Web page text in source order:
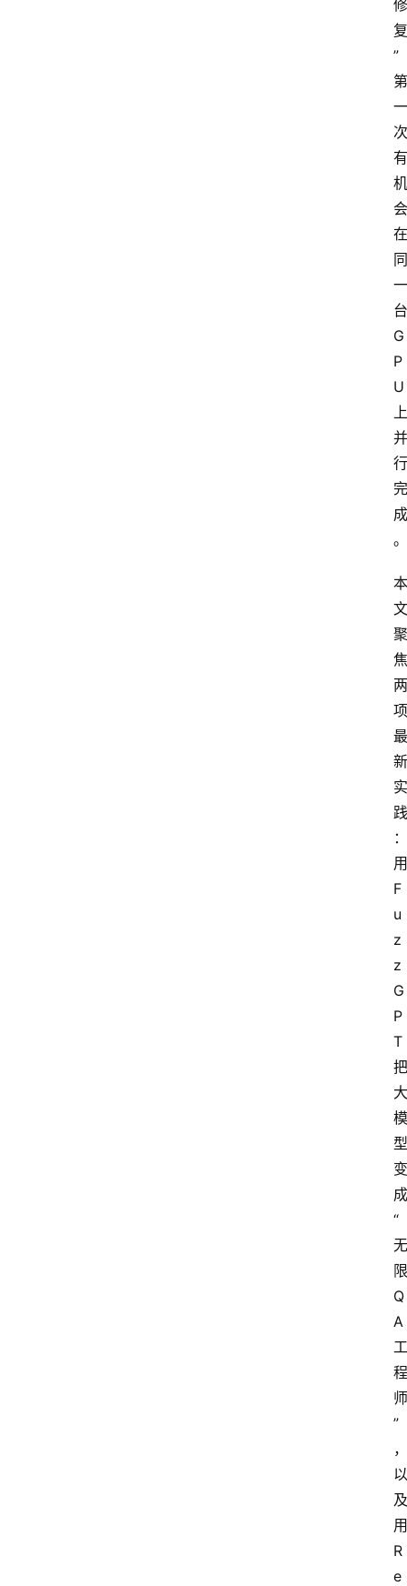
修
复
”
第
一
次
有
机
会
在
同
一
台
G
P
U
上
并
行
完
成
。
本
文
聚
焦
两
项
最
新
实
践
：
用
F
u
z
z
G
P
T
把
大
模
型
变
成
“
无
限
Q
A
工
程
师
”
，
以
及
用
R
e